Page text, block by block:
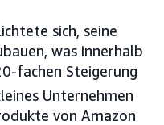
sich, seine
was innerhalb
fachen Steigerung
Unternehmen
von Amazon